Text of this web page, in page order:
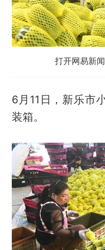
打开网易新
6月11日，新乐市
装箱。